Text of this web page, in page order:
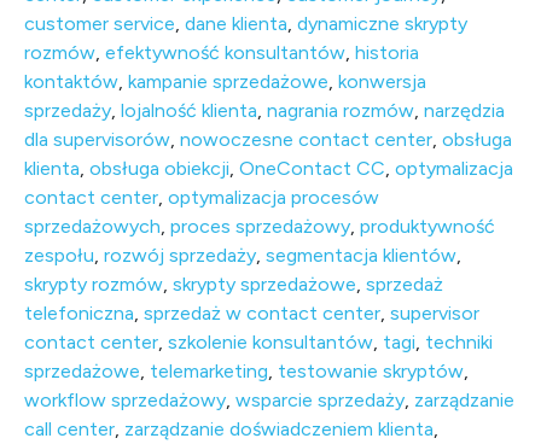
customer service, dane klienta, dynamiczne skrypty
rozmów, efektywność konsultantów, historia
kontaktów, kampanie sprzedażowe, konwersja
sprzedaży, lojalność klienta, nagrania rozmów, narzędzia
dla supervisorów, nowoczesne contact center, obsługa
klienta, obsługa obiekcji, OneContact CC, optymalizacja
contact center, optymalizacja procesów
sprzedażowych, proces sprzedażowy, produktywność
zespołu, rozwój sprzedaży, segmentacja klientów,
skrypty rozmów, skrypty sprzedażowe, sprzedaż
telefoniczna, sprzedaż w contact center, supervisor
contact center, szkolenie konsultantów, tagi, techniki
sprzedażowe, telemarketing, testowanie skryptów,
workflow sprzedażowy, wsparcie sprzedaży, zarządzanie
call center, zarządzanie doświadczeniem klienta,